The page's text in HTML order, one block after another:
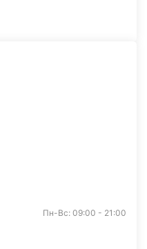
Пн-Вс: 09:00 - 21:00